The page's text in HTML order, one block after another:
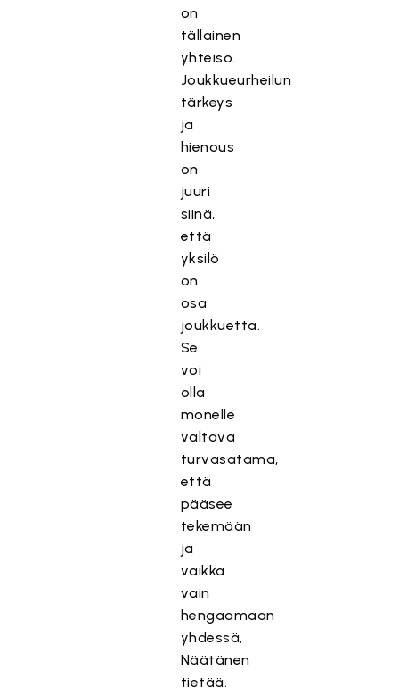
on
tällainen
yhteisö.
Joukkueurheilun
tärkeys
ja
hienous
on
juuri
siinä,
että
yksilö
on
osa
joukkuetta.
Se
voi
olla
monelle
valtava
turvasatama,
että
pääsee
tekemään
ja
vaikka
vain
hengaamaan
yhdessä,
Näätänen
tietää.